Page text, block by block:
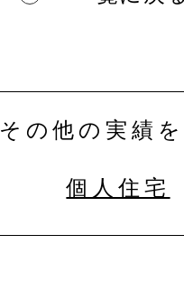
その他の実績
個人住宅